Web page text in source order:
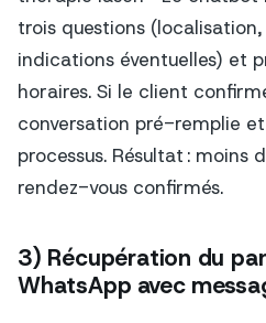
trois questions
indications éventuelles) et
horaires. Si le client
conversation pré-remplie
processus. Résultat : moins
rendez-vous confirmés.
3) Récupération du
WhatsApp avec